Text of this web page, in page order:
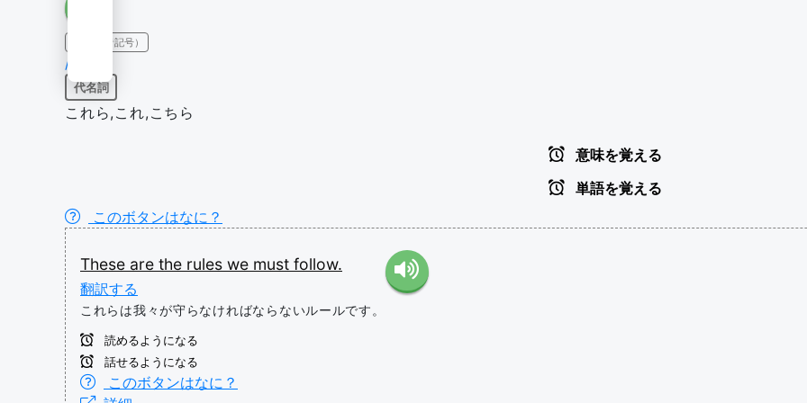
IPA（発音記号）
/ðiz/
代名詞
これら,これ,こちら
意味を覚える
単語を覚える
このボタンはなに？
These are the rules we must follow.
翻訳する
これらは我々が守らなければならないルールです。
読めるようになる
話せるようになる
このボタンはなに？